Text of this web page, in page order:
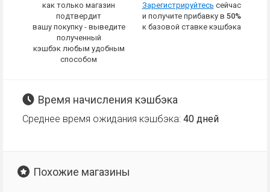
как только магазин
подтвердит
вашу покупку - выведите
полученный
кэшбэк любым удобным
способом
Зарегистрируйтесь сейчас
и получите прибавку в 50%
к базовой ставке кэшбэка
Время начисления кэшбэка
Среднее время ожидания кэшбэка: 40 дней
Похожие магазины